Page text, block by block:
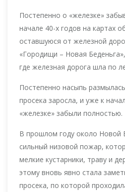
Постепенно о «железке»
начале 40-х годов на картах
оставшуюся от железной
«Городищи – Новая
где железная дорога шла по
Постепенно насыпь
просека заросла, и уже к
«железке» забыли полностью.
В прошлом году около Новой
сильный низовой пожар,
мелкие кустарники, траву и
этому вновь явно стала
просека, по которой